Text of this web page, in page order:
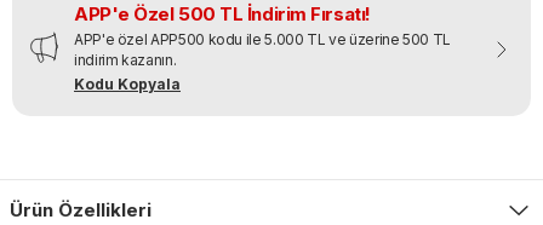
APP'e Özel 500 TL İndirim Fırsatı!
APP'e özel APP500 kodu ile 5.000 TL ve üzerine 500 TL
indirim kazanın.
Kodu Kopyala
Ürün Özellikleri